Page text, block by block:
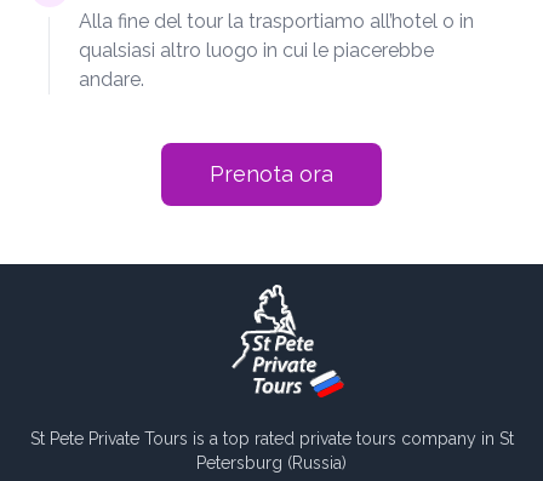
Alla fine del tour la trasportiamo all’hotel o in
qualsiasi altro luogo in cui le piacerebbe
andare.
Prenota ora
St Pete Private Tours is a top rated private tours company in St
Petersburg (Russia)